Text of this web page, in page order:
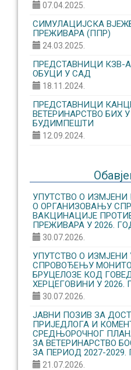
07.04.2025.
СИМУЛАЦИЈСКА
ПРЕЖИВАРА (ППР)
24.03.2025.
ПРЕДСТАВНИЦИ КЗВ-
ОБУЦИ У САД
18.11.2024.
ПРЕДСТАВНИЦИ
ВЕТЕРИНАРСТВО БИХ
БУДИМПЕШТИ
12.09.2024.
УПУТСТВО О
О ОРГАНИЗОВАЊУ
ВАКЦИНАЦИЈЕ
ПРЕЖИВАРА У 2026.
30.07.2026.
УПУТСТВО О ИЗМЈЕНИ
СПРОВОЂЕЊУ
БРУЦЕЛОЗЕ КОД
ХЕРЦЕГОВИНИ У 2026.
30.07.2026.
ЈАВНИ ПОЗИВ ЗА
ПРИЈЕДЛОГА И
СРЕДЊОРОЧНОГ
ЗА ВЕТЕРИНАРСТВО
ЗА ПЕРИОД 2027-
21.07.2026.